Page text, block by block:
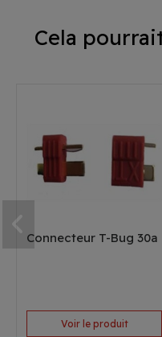
Cela
Connecteur T-Bug 30a
Voir le produit